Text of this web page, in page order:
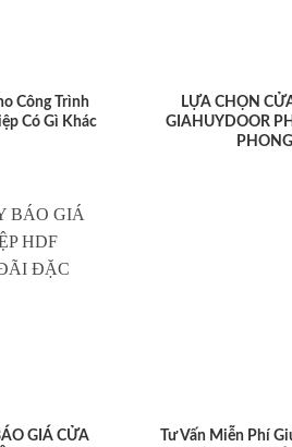
Công Trình
Có Gì Khác
LỰA CHỌN
GIAHUYDOOR
GIÁ CỬA
Tư Vấn Miễn Phí